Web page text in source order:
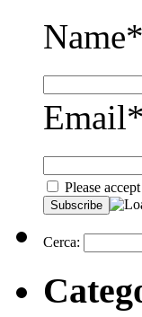
Name*
Email*
Please
Cerca: